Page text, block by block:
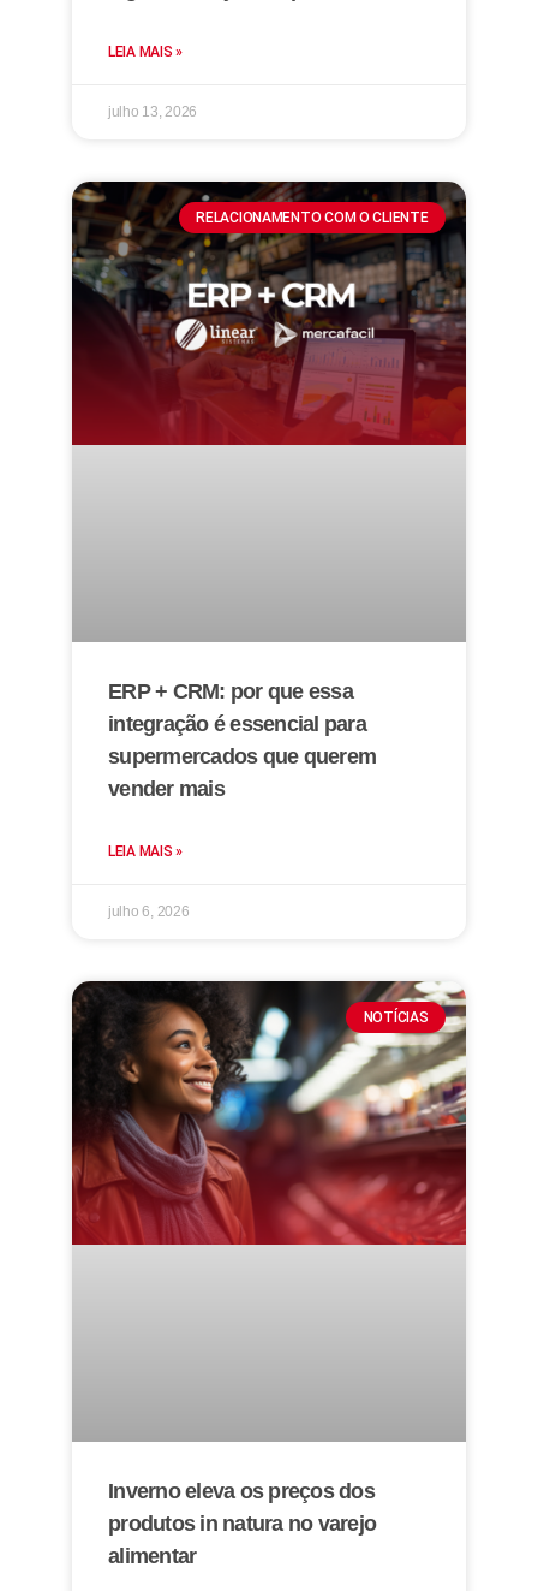
LEIA MAIS »
julho 13, 2026
RELACIONAMENTO COM O CLIENTE
ERP + CRM: por que essa
integração é essencial para
supermercados que querem
vender mais
LEIA MAIS »
julho 6, 2026
NOTÍCIAS
Inverno eleva os preços dos
produtos in natura no varejo
alimentar